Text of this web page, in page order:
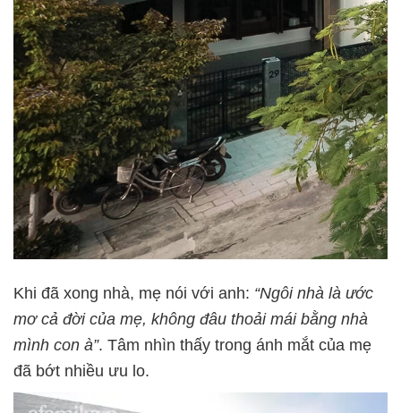
Khi đã xong nhà, mẹ nói với anh: “Ngôi nhà là ước
mơ cả đời của mẹ, không đâu thoải mái bằng nhà
mình con à”. Tâm nhìn thấy trong ánh mắt của mẹ
đã bớt nhiều ưu lo.